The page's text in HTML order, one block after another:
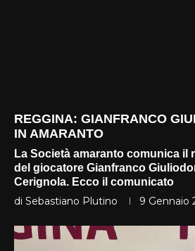
REGGINA: GIANFRANCO
IN AMARANTO
La Società amaranto comunica il
del giocatore Gianfranco
Cerignola. Ecco il comunicato
di Sebastiano Plutino 9 Gennaio